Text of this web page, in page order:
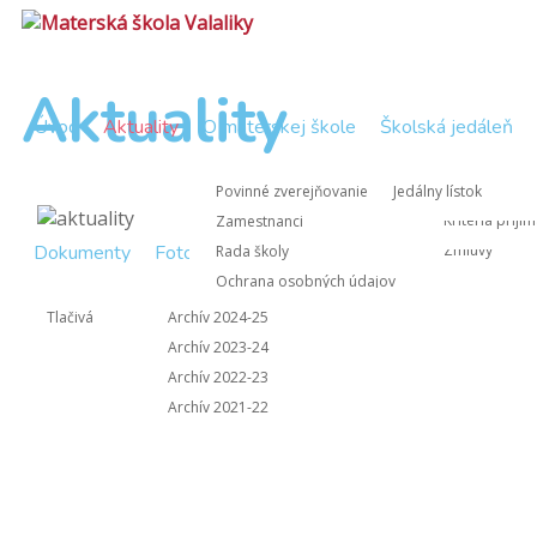
Úvod Aktuality O materskej škole
Povinné zverejňovanie
Zápisnice
Zápisnice z
Zmluvy
Zamestnanci
Rada školy
Ochrana osobných údajov
Informácie pre rodičov
Nástup do
Kritériá
Školská jedáleň
Jedálny lístok
Dokumenty
Tlačivá
Fotogaléria
Archív 2024-25
Archív 2023-24
Archív 2022-23
Archív 2021-22
Kontakt
Aktuality